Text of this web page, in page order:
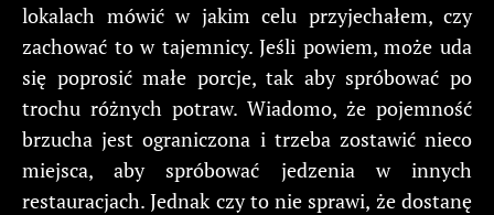
lokalach mówić w jakim celu przyjechałem, czy
zachować to w tajemnicy. Jeśli powiem, może uda
się poprosić małe porcje, tak aby spróbować po
trochu różnych potraw. Wiadomo, że pojemność
brzucha jest ograniczona i trzeba zostawić nieco
miejsca, aby spróbować jedzenia w innych
restauracjach. Jednak czy to nie sprawi, że dostanę